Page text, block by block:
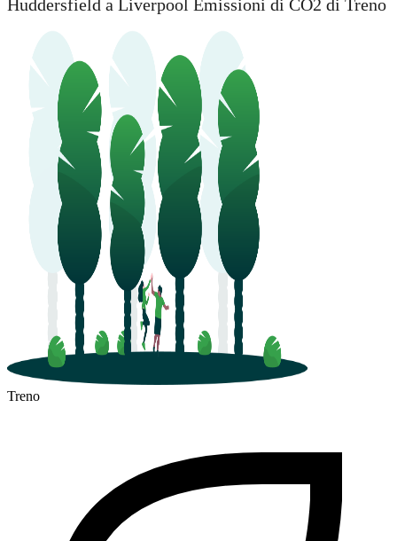
Huddersfield a Liverpool Emissioni di CO2 di Treno
Treno